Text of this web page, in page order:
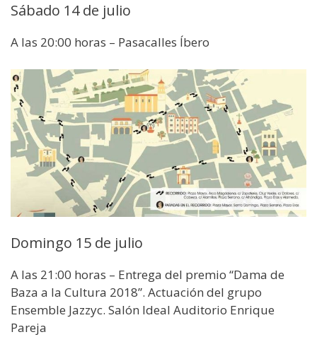
Sábado 14 de julio
A las 20:00 horas – Pasacalles Íbero
Domingo 15 de julio
A las 21:00 horas – Entrega del premio “Dama de
Baza a la Cultura 2018”. Actuación del grupo
Ensemble Jazzyc. Salón Ideal Auditorio Enrique
Pareja